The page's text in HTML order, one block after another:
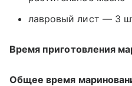
лавровый лист — 3
Время приготовления
Общее время